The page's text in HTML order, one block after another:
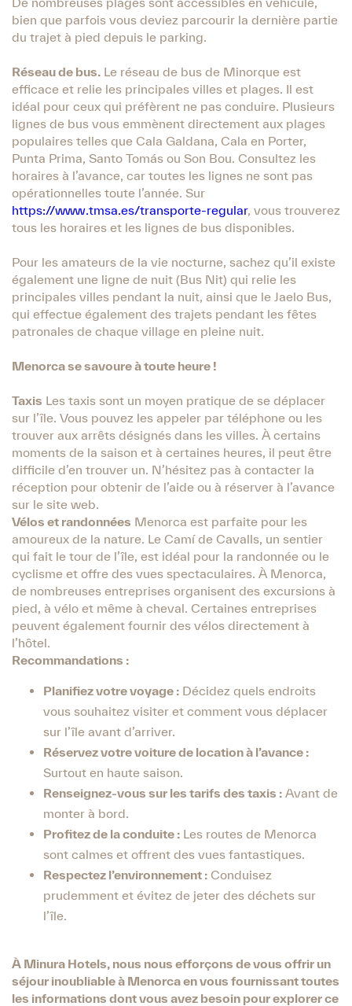
bien que parfois vous deviez parcourir la dernière partie
du trajet à pied depuis le parking.
Réseau de bus. Le réseau de bus de Minorque est
efficace et relie les principales villes et plages. Il est
idéal pour ceux qui préfèrent ne pas conduire. Plusieurs
lignes de bus vous emmènent directement aux plages
populaires telles que Cala Galdana, Cala en Porter,
Punta Prima, Santo Tomás ou Son Bou. Consultez les
horaires à l’avance, car toutes les lignes ne sont pas
opérationnelles toute l’année. Sur
https://www.tmsa.es/transporte-regular, vous trouverez
tous les horaires et les lignes de bus disponibles.
Pour les amateurs de la vie nocturne, sachez qu’il existe
également une ligne de nuit (Bus Nit) qui relie les
principales villes pendant la nuit, ainsi que le Jaelo Bus,
qui effectue également des trajets pendant les fêtes
patronales de chaque village en pleine nuit.
Menorca se savoure à toute heure !
Taxis Les taxis sont un moyen pratique de se déplacer
sur l’île. Vous pouvez les appeler par téléphone ou les
trouver aux arrêts désignés dans les villes. À certains
moments de la saison et à certaines heures, il peut être
difficile d’en trouver un. N’hésitez pas à contacter la
réception pour obtenir de l’aide ou à réserver à l’avance
sur le site web.
Vélos et randonnées Menorca est parfaite pour les
amoureux de la nature. Le Camí de Cavalls, un sentier
qui fait le tour de l’île, est idéal pour la randonnée ou le
cyclisme et offre des vues spectaculaires. À Menorca,
de nombreuses entreprises organisent des excursions à
pied, à vélo et même à cheval. Certaines entreprises
peuvent également fournir des vélos directement à
l’hôtel.
Recommandations :
Planifiez votre voyage : Décidez quels endroits
vous souhaitez visiter et comment vous déplacer
sur l’île avant d’arriver.
Réservez votre voiture de location à l’avance :
Surtout en haute saison.
Renseignez-vous sur les tarifs des taxis : Avant de
monter à bord.
Profitez de la conduite : Les routes de Menorca
sont calmes et offrent des vues fantastiques.
Respectez l’environnement : Conduisez
prudemment et évitez de jeter des déchets sur
l’île.
À Minura Hotels, nous nous efforçons de vous offrir un
séjour inoubliable à Menorca en vous fournissant toutes
les informations dont vous avez besoin pour explorer ce